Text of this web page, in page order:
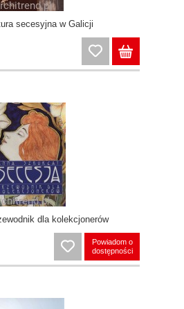
secesyjna w Galicji
dla kolekcjonerów
Powiadom o
dostępności